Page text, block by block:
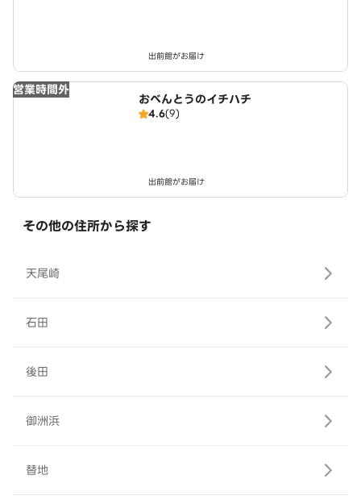
出前館がお届け
営業時間外
おべんとうのイチハチ
4.6(9)
出前館がお届け
その他の住所から探す
天尾崎
石田
後田
御洲浜
替地